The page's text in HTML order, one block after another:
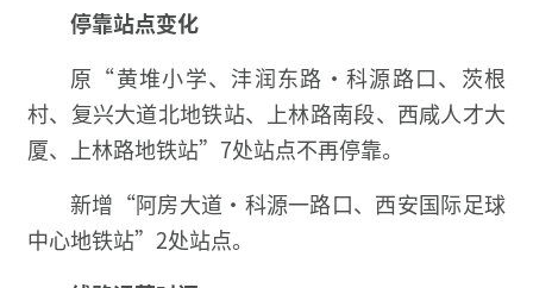
停靠站点变化
原“黄堆小学、沣润东路·科源路口、茨根
村、复兴大道北地铁站、上林路南段、西咸人才大
厦、上林路地铁站”7处站点不再停靠。
新增“阿房大道·科源一路口、西安国际足球
中心地铁站”2处站点。